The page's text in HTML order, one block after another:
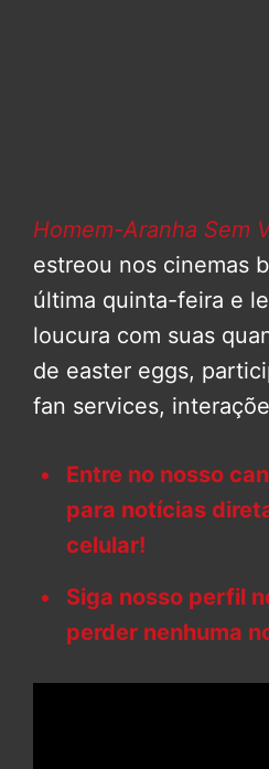
Homem-Aranha Sem
estreou nos cinemas
última quinta-feira e
loucura com suas
de easter eggs,
fan services,
Entre no nosso
para notícias
celular!
Siga nosso perfil
perder nenhuma